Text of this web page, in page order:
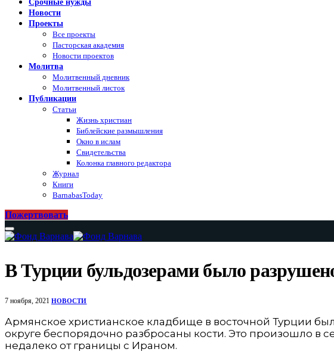
Срочные нужды
Новости
Проекты
Все проекты
Пасторская академия
Новости проектов
Молитва
Молитвенный дневник
Молитвенный листок
Публикации
Статьи
Жизнь христиан
Библейские размышления
Окно в ислам
Свидетельства
Колонка главного редактора
Журнал
Книги
BarnabasToday
Пожертвовать
В Турции бульдозерами было
7 ноября, 2021 НОВОСТИ
Армянское христианское кладбище в восточной Турции
округе беспорядочно разбросаны кости. Это произошло в
недалеко от границы с Ираном.